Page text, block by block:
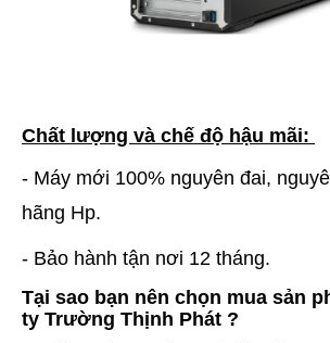
Chất lượng và chế độ hậu mãi:
- Máy mới 100% nguyên đai,
hãng Hp.
- Bảo hành tận nơi 12 tháng.
Tại sao bạn nên chọn mua sản
ty Trường Thịnh Phát ?